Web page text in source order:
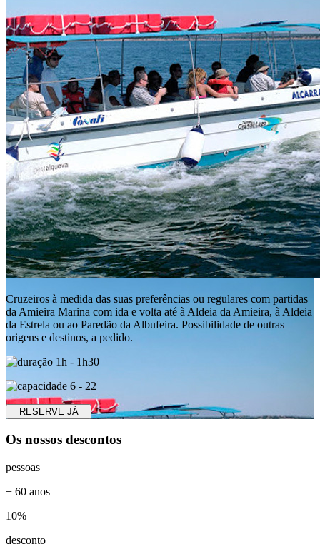
Cruzeiros à medida das suas preferências ou regulares com partidas
da Amieira Marina com ida e volta até à Aldeia da Amieira, à Aldeia
da Estrela ou ao Paredão da Albufeira. Possibilidade de outras
origens e destinos, a pedido.
1h - 1h30
6 - 22
RESERVE JÁ
Os nossos descontos
pessoas
+ 60 anos
10%
desconto